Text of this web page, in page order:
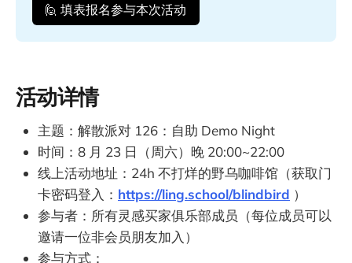
🙋 填表报名参与本次活动
活动详情
主题：解散派对 126：自助 Demo Night
时间：8 月 23 日（周六）晚 20:00~22:00
线上活动地址：24h 不打烊的野乌咖啡馆（获取门
卡密码登入： https://ling.school/blindbird ）
参与者：所有灵感买家俱乐部成员（每位成员可以
邀请一位非会员朋友加入）
参与方式：